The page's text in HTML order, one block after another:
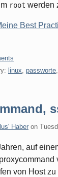
root werden
Best
linux, passworte,
Haber on
auf
von Host